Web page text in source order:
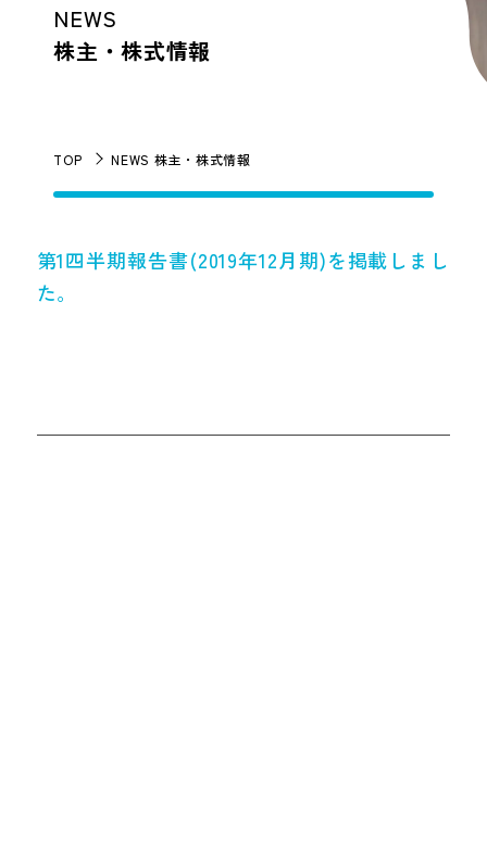
NEWS
株主・株式情報
TOP NEWS 株主・株式情報
第1四半期報告書(2019年12月期)を掲載しまし
た。